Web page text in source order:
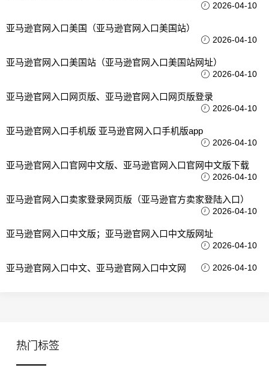
2026-04-10
亚马逊官网入口美国（亚马逊官网入口美国站）
2026-04-10
亚马逊官网入口美国站（亚马逊官网入口美国站网址）
2026-04-10
亚马逊官网入口网页版、亚马逊官网入口网页版登录
2026-04-10
亚马逊官网入口手机版 亚马逊官网入口手机版app
2026-04-10
亚马逊官网入口官网中文版、亚马逊官网入口官网中文版下载
2026-04-10
亚马逊官网入口卖家登录网页版（亚马逊官方卖家登陆入口）
2026-04-10
亚马逊官网入口中文版；亚马逊官网入口中文版网址
2026-04-10
亚马逊官网入口中文、亚马逊官网入口中文网 2026-04-10
热门标签